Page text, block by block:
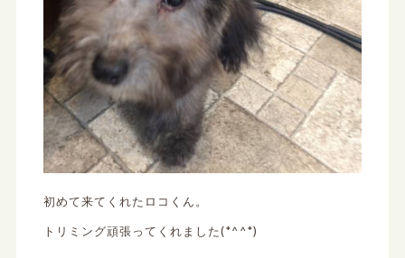
初めて来てくれたロコくん。
トリミング頑張ってくれました(*^^*)